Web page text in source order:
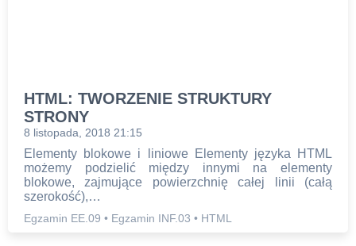
HTML: TWORZENIE STRUKTURY
STRONY
8 listopada, 2018 21:15
Elementy blokowe i liniowe Elementy języka HTML
możemy podzielić między innymi na elementy
blokowe, zajmujące powierzchnię całej linii (całą
szerokość),…
Egzamin EE.09 • Egzamin INF.03 • HTML